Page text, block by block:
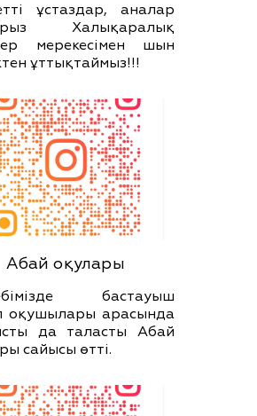
ұстаздар, аналар
Халықаралық
мерекесімен шын
ұттықтаймыз!!!
Абай оқулары
бастауыш
оқушылары арасында
да таласты Абай
сайысы өтті.